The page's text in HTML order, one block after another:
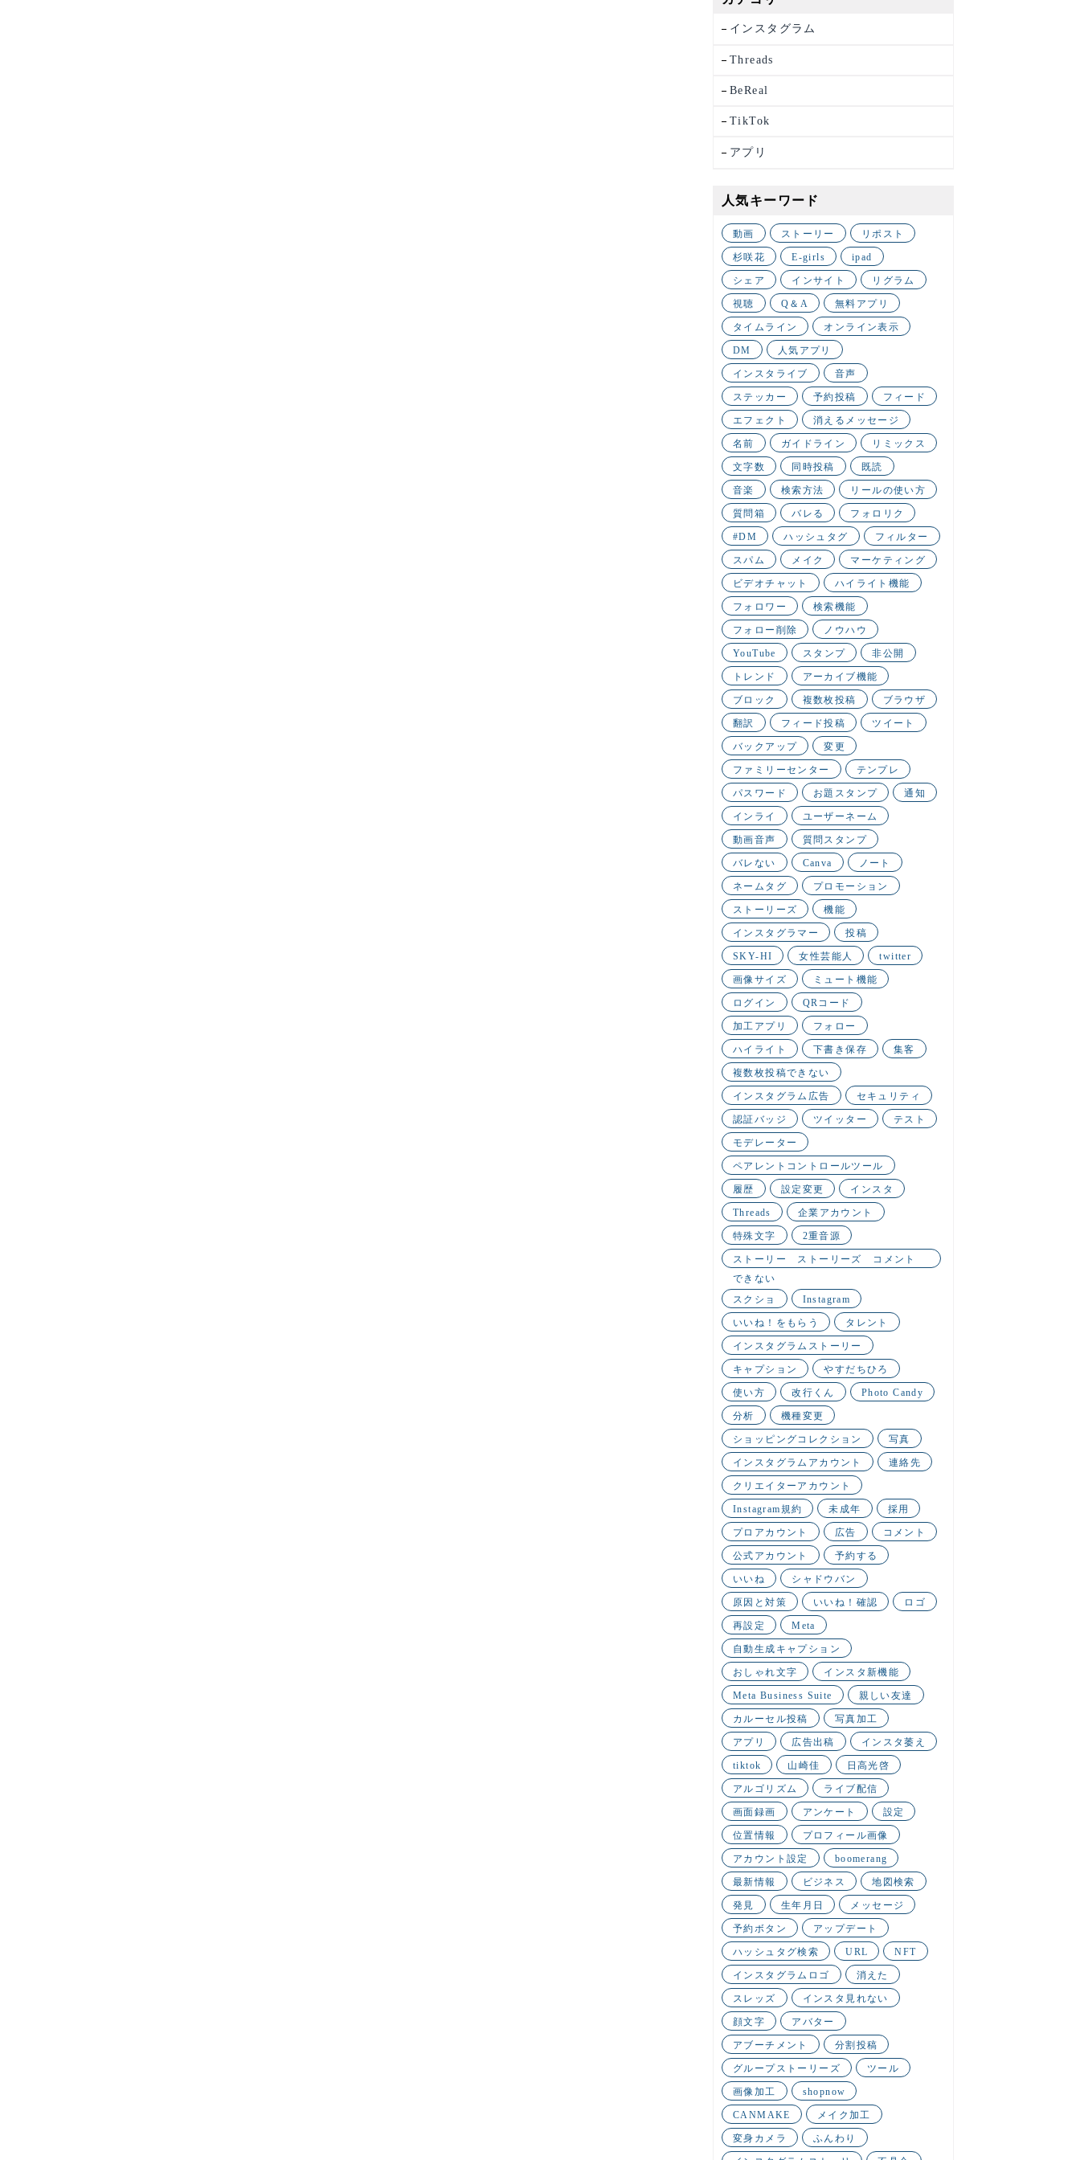
インスタグラム
Threads
BeReal
TikTok
アプリ
人気キーワード
動画 ストーリー リポスト
杉咲花 E-girls ipad
シェア インサイト リグラム
視聴 Q＆A 無料アプリ
タイムライン オンライン表示
DM 人気アプリ
インスタライブ 音声
ステッカー 予約投稿 フィード
エフェクト 消えるメッセージ
名前 ガイドライン リミックス
文字数 同時投稿 既読
音楽 検索方法 リールの使い方
質問箱 バレる フォロリク
#DM ハッシュタグ フィルター
スパム メイク マーケティング
ビデオチャット ハイライト機能
フォロワー 検索機能
フォロー削除 ノウハウ
YouTube スタンプ 非公開
トレンド アーカイブ機能
ブロック 複数枚投稿 ブラウザ
翻訳 フィード投稿 ツイート
バックアップ 変更
ファミリーセンター テンプレ
パスワード お題スタンプ 通知
インライ ユーザーネーム
動画音声 質問スタンプ
バレない Canva ノート
ネームタグ プロモーション
ストーリーズ 機能
インスタグラマー 投稿
SKY-HI 女性芸能人 twitter
画像サイズ ミュート機能
ログイン QRコード
加工アプリ フォロー
ハイライト 下書き保存 集客
複数枚投稿できない
インスタグラム広告 セキュリティ
認証バッジ ツイッター テスト
モデレーター
ペアレントコントロールツール
履歴 設定変更 インスタ
Threads 企業アカウント
特殊文字 2重音源
ストーリー ストーリーズ コメント
できない
スクショ
Instagram
いいね！をもらう タレント
インスタグラムストーリー
キャプション やすだちひろ
使い方 改行くん Photo Candy
分析 機種変更
ショッピングコレクション 写真
インスタグラムアカウント 連絡先
クリエイターアカウント
Instagram規約 未成年 採用
プロアカウント 広告 コメント
公式アカウント 予約する
いいね シャドウバン
原因と対策 いいね！確認 ロゴ
再設定 Meta
自動生成キャプション
おしゃれ文字 インスタ新機能
Meta Business Suite 親しい友達
カルーセル投稿 写真加工
アプリ 広告出稿 インスタ萎え
tiktok 山崎佳 日高光啓
アルゴリズム ライブ配信
画面録画 アンケート 設定
位置情報 プロフィール画像
アカウント設定 boomerang
最新情報 ビジネス 地図検索
発見 生年月日 メッセージ
予約ボタン アップデート
ハッシュタグ検索 URL NFT
インスタグラムロゴ 消えた
スレッズ インスタ見れない
顔文字 アバター
アブーチメント 分割投稿
グループストーリーズ ツール
画像加工 shopnow
CANMAKE メイク加工
変身カメラ ふんわり